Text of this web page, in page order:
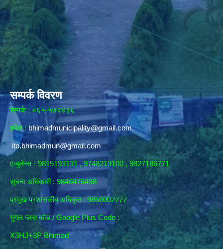
सम्पर्क विवरण
सम्पर्क : ०६५-५७२४३६
इमेल : bhimadmunicipality@gmail.com,
ito.bhimadmun@gmail.com
एम्बुलेन्स ः 9815193131 , 9748219100 , 9827186771
सूचना अधिकारी : 9846476498
प्रमुख प्रशासकीय अधिकृत : 9856002777
गुगल प्लस कोड / Google Plus Code :
X3HJ+3P Bhimad